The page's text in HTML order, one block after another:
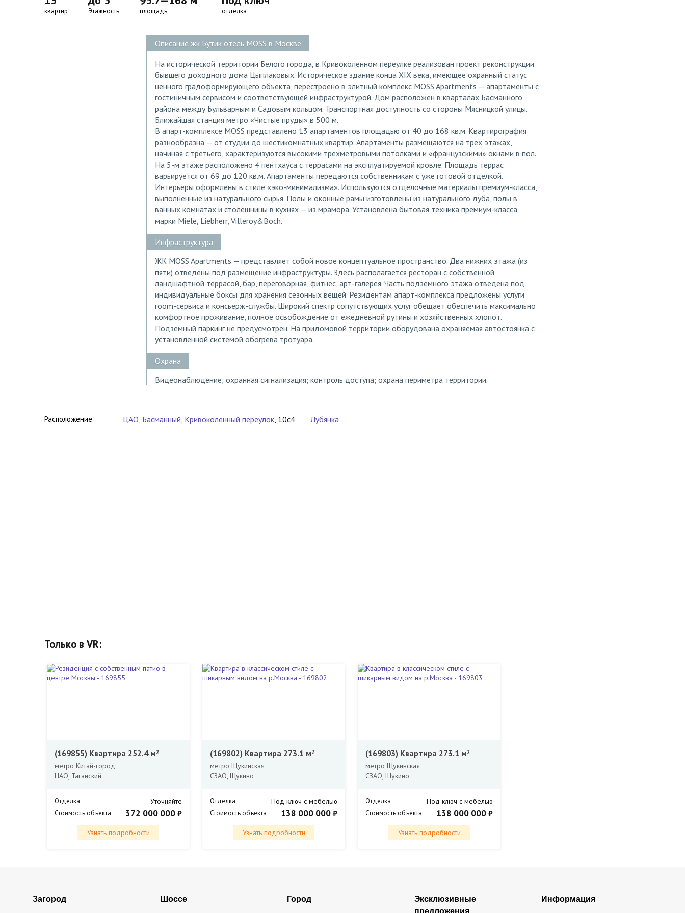
квартир Этажность площадь отделка
Описание жк Бутик отель MOSS в Москве
На исторической территории Белого города, в Кривоколенном переулке реализован проект реконструкции
бывшего доходного дома Цыплаковых. Историческое здание конца XIX века, имеющее охранный статус
ценного градоформирующего объекта, перестроено в элитный комплекс MOSS Apartments — апартаменты с
гостиничным сервисом и соответствующей инфраструктурой. Дом расположен в кварталах Басманного
района между Бульварным и Садовым кольцом. Транспортная доступность со стороны Мясницкой улицы.
Ближайшая станция метро «Чистые пруды» в 500 м.
В апарт-комплексе MOSS представлено 13 апартаментов площадью от 40 до 168 кв.м. Квартирография
разнообразна — от студии до шестикомнатных квартир. Апартаменты размещаются на трех этажах,
начиная с третьего, характеризуются высокими трехметровыми потолками и «французскими» окнами в пол.
На 5-м этаже расположено 4 пентхауса с террасами на эксплуатируемой кровле. Площадь террас
варьируется от 69 до 120 кв.м. Апартаменты передаются собственникам с уже готовой отделкой.
Интерьеры оформлены в стиле «эко-минимализма». Используются отделочные материалы премиум-класса,
выполненные из натурального сырья. Полы и оконные рамы изготовлены из натурального дуба, полы в
ванных комнатах и столешницы в кухнях — из мрамора. Установлена бытовая техника премиум-класса
марки Miele, Liebherr, Villeroy&Boch.
Инфраструктура
ЖК MOSS Apartments — представляет собой новое концептуальное пространство. Два нижних этажа (из
пяти) отведены под размещение инфраструктуры. Здесь располагается ресторан с собственной
ландшафтной террасой, бар, переговорная, фитнес, арт-галерея. Часть подземного этажа отведена под
индивидуальные боксы для хранения сезонных вещей. Резидентам апарт-комплекса предложены услуги
room-сервиса и консьерж-службы. Широкий спектр сопутствующих услуг обещает обеспечить максимально
комфортное проживание, полное освобождение от ежедневной рутины и хозяйственных хлопот.
Подземный паркинг не предусмотрен. На придомовой территории оборудована охраняемая автостоянка с
установленной системой обогрева тротуара.
Охрана
Видеонаблюдение; охранная сигнализация; контроль доступа; охрана периметра территории.
Расположение ЦАО, Басманный, Кривоколенный переулок, 10с4 Лубянка
Только в VR:
(169855) Квартира 252.4 м2
метро Китай-город
ЦАО, Таганский
Отделка Уточняйте
Стоимость объекта 372 000 000 ₽
Узнать подробности
(169802) Квартира 273.1 м2
метро Щукинская
СЗАО, Щукино
Отделка Под ключ с мебелью
Стоимость объекта 138 000 000 ₽
Узнать подробности
(169803) Квартира 273.1 м2
метро Щукинская
СЗАО, Щукино
Отделка Под ключ с мебелью
Стоимость объекта 138 000 000 ₽
Узнать подробности
Загород Шоссе Город
Эксклюзивные
Информация